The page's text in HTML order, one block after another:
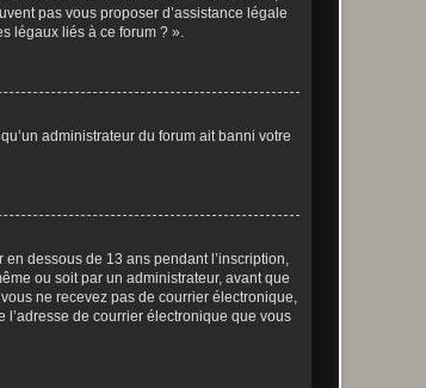
pas vous proposer d’assistance légale
légaux liés à ce forum ? ».
administrateur du forum ait banni votre
dessous de 13 ans pendant l’inscription,
ou soit par un administrateur, avant que
ne recevez pas de courrier électronique,
de courrier électronique que vous